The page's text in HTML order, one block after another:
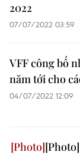
2022
07/07/2022 03:59
VFF công bố
năm tới cho
04/07/2022 12:09